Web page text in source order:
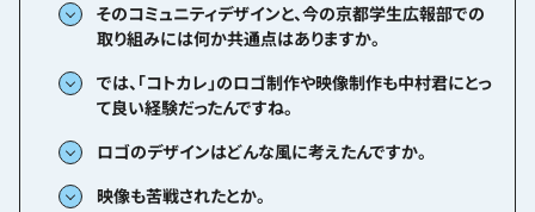
そのコミュニティデザインと、今の京都学生広報部での
取り組みには何か共通点はありますか。
では、「コトカレ」のロゴ制作や映像制作も中村君にとっ
て良い経験だったんですね。
ロゴのデザインはどんな風に考えたんですか。
映像も苦戦されたとか。